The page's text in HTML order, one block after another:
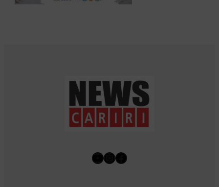
Youtube
Instagram
Facebook